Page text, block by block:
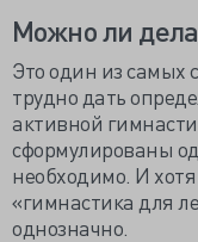
Можно ли
Это один из самых
трудно дать
активной
сформулированы
необходимо. И
«гимнастика для
однозначно.